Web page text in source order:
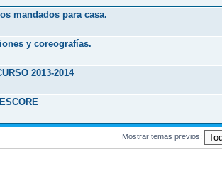
mandados para casa.
y coreografías.
2013-2014
Mostrar temas previos: